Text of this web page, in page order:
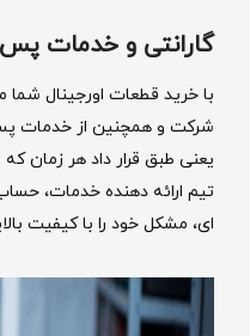
گارانتی و خدمات
با خرید قطعات اورجینال شما
شرکت و همچنین از خدمات
یعنی طبق قرار داد هر زمان
تیم ارائه دهنده خدمات،
ای، مشکل خود را با کیفیت